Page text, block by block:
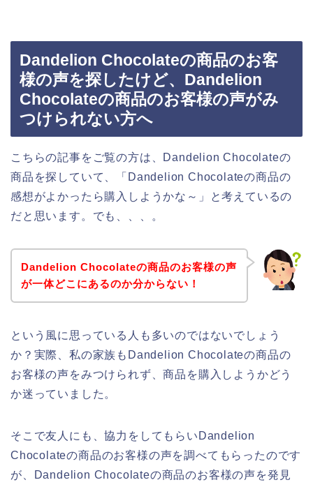
Dandelion Chocolateの商品のお客
様の声を探したけど、Dandelion
Chocolateの商品のお客様の声がみ
つけられない方へ
こちらの記事をご覧の方は、Dandelion Chocolateの
商品を探していて、「Dandelion Chocolateの商品の
感想がよかったら購入しようかな～」と考えているの
だと思います。でも、、、。
Dandelion Chocolateの商品のお客様の声
が一体どこにあるのか分からない！
という風に思っている人も多いのではないでしょう
か？実際、私の家族もDandelion Chocolateの商品の
お客様の声をみつけられず、商品を購入しようかどう
か迷っていました。
そこで友人にも、協力をしてもらいDandelion
Chocolateの商品のお客様の声を調べてもらったのです
が、Dandelion Chocolateの商品のお客様の声を発見